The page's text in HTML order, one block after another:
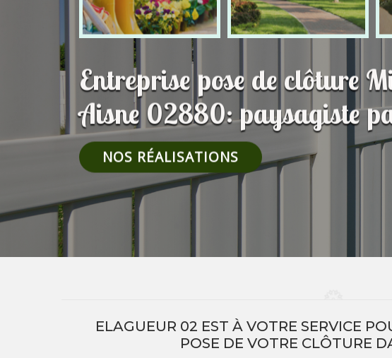
Entreprise pose de clôture
Aisne 02880: paysagiste
NOS RÉALISATIONS
ELAGUEUR 02 EST À VOTRE SERVICE
POSE DE VOTRE CLÔTURE